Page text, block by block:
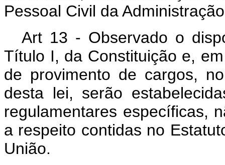
Pessoal Civil da
Art 13 - Observado o
Título I, da Constituição e,
de provimento de cargos,
desta lei, serão
regulamentares específicas,
a respeito contidas no
União.